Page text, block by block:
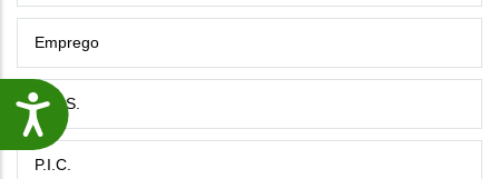
Accesibilidade
Emprego
G.E.S.
P.I.C.